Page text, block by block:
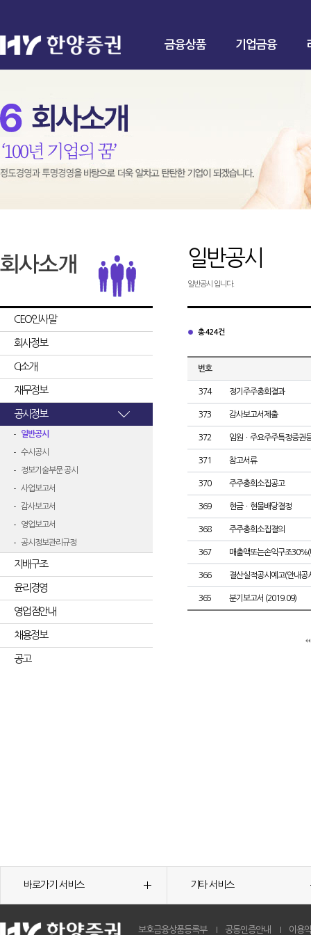
금융상품 기업금융
CEO인사말
회사정보
CI소개
재무정보
공시정보
일반공시
수시공시
정보기술부문 공시
사업보고서
감사보고서
영업보고서
공시정보관리규정
지배구조
윤리경영
영업점안내
채용정보
공고
일반공시
일반공시 입니다.
총 424건
번호
374 정기주주총회결과
373 감사보고서제출
372 임원ㆍ주요주주특정증권
371 참고서류
370 주주총회소집공고
369 현금ㆍ현물배당결정
368 주주총회소집결의
367 매출액또는손익구조
366 결산실적공시예고(안내공
365 분기보고서 (2019.09)
바로가기 서비스 기타 서비스
보호금융상품등록부 공동인증안내 이용